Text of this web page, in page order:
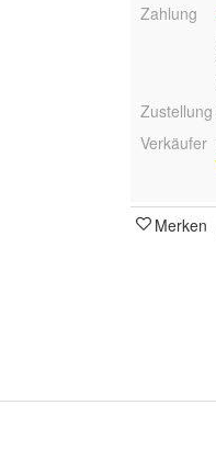
Zahlung
Zustellung
Verkäufer
Merken